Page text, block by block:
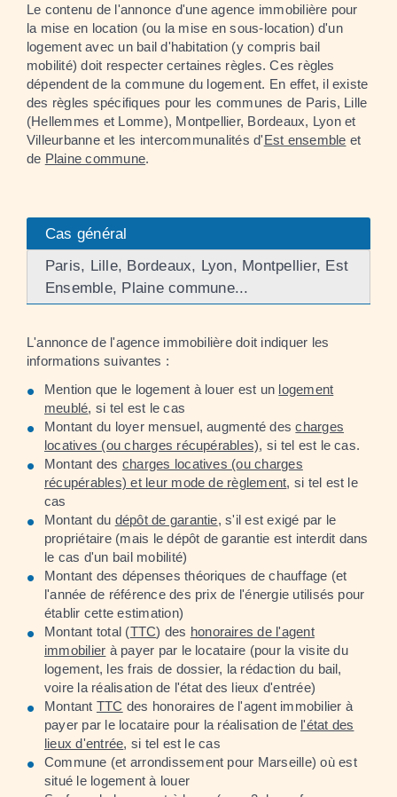
Le contenu de l'annonce d'une agence immobilière pour
la mise en location (ou la mise en sous-location) d'un
logement avec un bail d'habitation (y compris bail
mobilité) doit respecter certaines règles. Ces règles
dépendent de la commune du logement. En effet, il existe
des règles spécifiques pour les communes de Paris, Lille
(Hellemmes et Lomme), Montpellier, Bordeaux, Lyon et
Villeurbanne et les intercommunalités d'Est ensemble et
de Plaine commune.
Cas général
Paris, Lille, Bordeaux, Lyon, Montpellier, Est
Ensemble, Plaine commune...
L'annonce de l'agence immobilière doit indiquer les
informations suivantes :
Mention que le logement à louer est un logement
meublé, si tel est le cas
Montant du loyer mensuel, augmenté descharges
locatives (ou charges récupérables), si tel est le cas.
Montant des charges locatives (ou charges
récupérables) et leur mode de règlement, si tel est le
cas
Montant du dépôt de garantie, s'il est exigé par le
propriétaire (mais le dépôt de garantie est interdit dans
le cas d'un bail mobilité)
Montant des dépenses théoriques de chauffage (et
l'année de référence des prix de l'énergie utilisés pour
établir cette estimation)
Montant total (TTC) des honoraires de l'agent
immobilier à payer par le locataire (pour la visite du
logement, les frais de dossier, la rédaction du bail,
voire la réalisation de l'état des lieux d'entrée)
Montant TTC des honoraires de l'agent immobilier à
payer par le locataire pour la réalisation de l'état des
lieux d'entrée, si tel est le cas
Commune (et arrondissement pour Marseille) où est
situé le logement à louer